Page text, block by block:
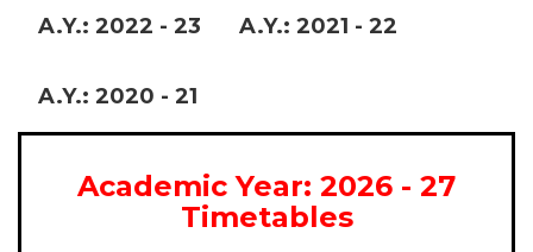
A.Y.: 2022 - 23 A.Y.: 2021 - 22
A.Y.: 2020 - 21
Academic Year: 2026 - 27
Timetables